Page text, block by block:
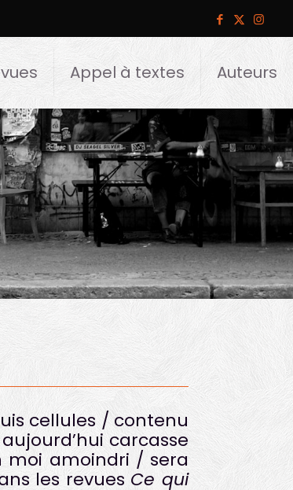
Appel à textes Auteurs
cellules / contenu
carcasse
moi amoindri / sera
les revues Ce qui